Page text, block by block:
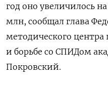
год оно увеличилось
млн, сообщал глава
методического
и борьбе со СПИДом
Покровский.